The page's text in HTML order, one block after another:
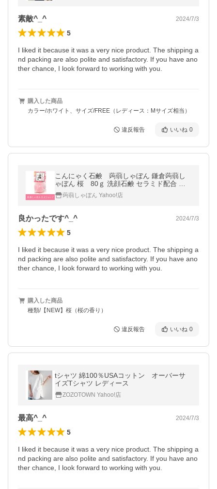
素敵^_^ 2024/7/3
5
I liked it because it was a very nice product. The shipping a
nd packing are also polite and satisfactory. If you have ano
ther chance, I look forward to working with you.
購入した商品
カラー/ホワイト、サイズ/FREE（レディース：Mサイズ相当）
違反報告 いいね 0
こんにゃく石鹸 蒟蒻しゃぼん 鎌倉蒟蒻し
ゃぼん 桜 80ｇ 洗顔石鹸 セラミド配合 乾
燥肌 敏感肌の方へ ぷるぷる プレゼン
ト 無添加
蒟蒻しゃぼん Yahoo!店
良かったです^_^ 2024/7/3
5
I liked it because it was a very nice product. The shipping a
nd packing are also polite and satisfactory. If you have ano
ther chance, I look forward to working with you.
購入した商品
種類/【NEW】桜（桜の香り）
違反報告 いいね 0
tシャツ 綿100％USAコットン オーバーサ
イズTシャツ レディース
ZOZOTOWN Yahoo!店
最高^_^ 2024/7/3
5
I liked it because it was a very nice product. The shipping a
nd packing are also polite and satisfactory. If you have ano
ther chance, I look forward to working with you.